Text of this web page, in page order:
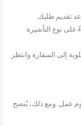
تقديم طلبك.
على نوع التأشيرة
إلى السفارة وانتظر
مدة معالجة التأشيرة عادةً بين 10 إلى 30 يوم عمل. ومع ذلك، يُنصح